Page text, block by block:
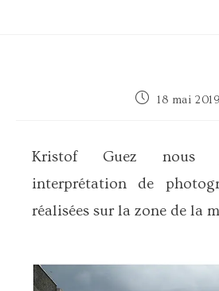
Publication
18 mai 2019
Kristof Guez nous
interprétation de
réalisées sur la zone de la